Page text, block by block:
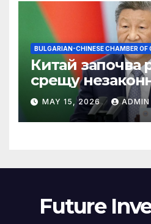
BULGARIAN-CHINESE CHAMBER
Китай започва
срещу
практики в
MAY 15, 2026 ADMIN
Future